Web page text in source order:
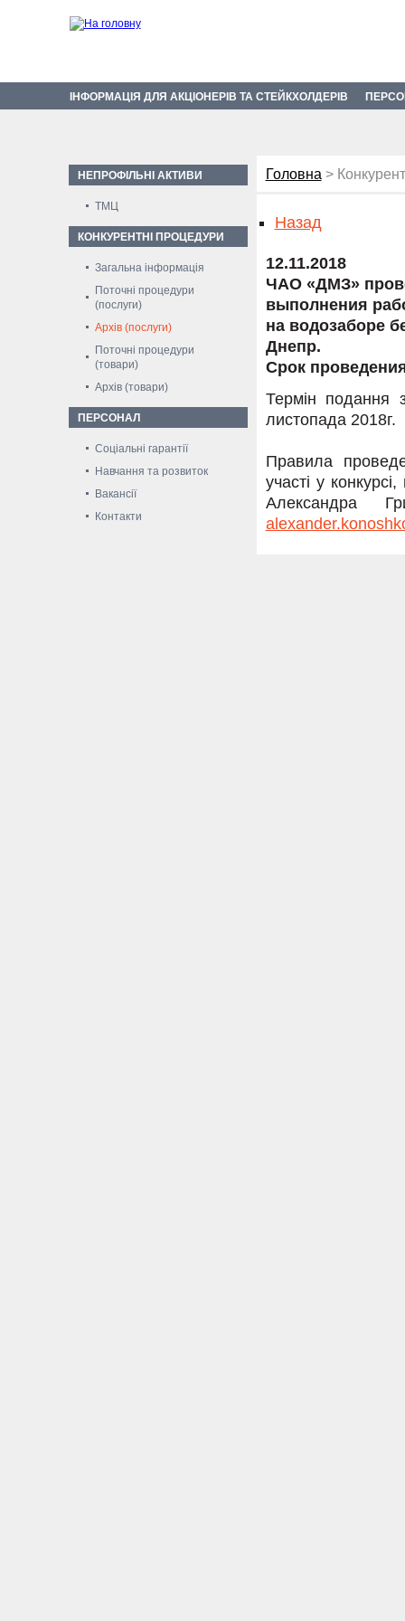
ІНФОРМАЦІЯ ДЛЯ АКЦІОНЕРІВ ТА СТЕЙКХОЛДЕРІВ
НЕПРОФІЛЬНІ АКТИВИ
ТМЦ
КОНКУРЕНТНІ ПРОЦЕДУРИ
Загальна інформація
Поточні процедури
(послуги)
Архів (послуги)
Поточні процедури
(товари)
Архів (товари)
ПЕРСОНАЛ
Соціальні гарантії
Навчання та розвиток
Вакансії
Контакти
Головна >
Назад
12.11.2018
ЧАО «ДМЗ»
выполнения
на водозаборе
Днепр.
Срок
Термін подання
листопада 2018г.
Правила
участі у
Александра